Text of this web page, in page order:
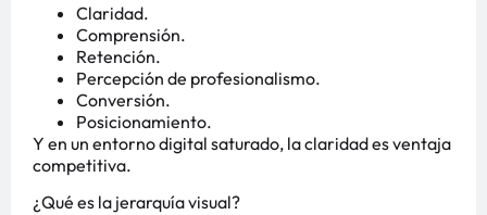
Claridad.
Comprensión.
Retención.
Percepción de profesionalismo.
Conversión.
Posicionamiento.
Y en un entorno digital saturado, la claridad es ventaja
competitiva.
¿Qué es la jerarquía visual?